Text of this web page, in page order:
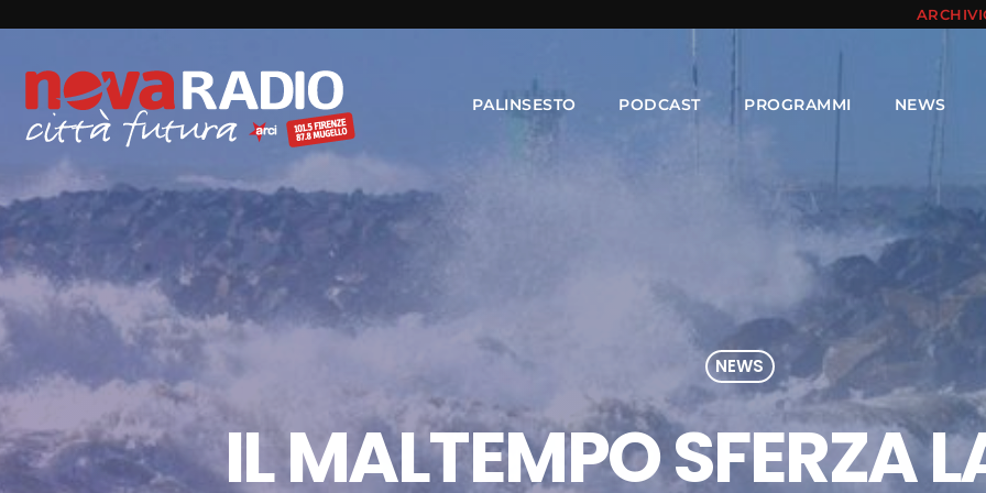
PALINSESTO PODCAST PROGRAMMI NEWS
NEWS
IL MALTEMPO SFERZA